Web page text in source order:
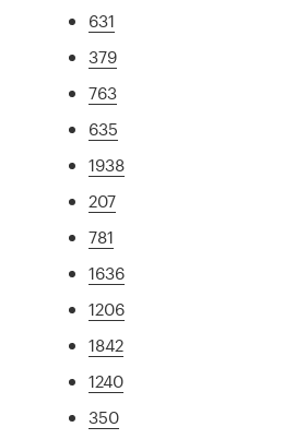
631
379
763
635
1938
207
781
1636
1206
1842
1240
350